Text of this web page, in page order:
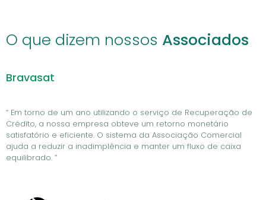
O que dizem nossos Associados
Bravasat
“ Em torno de um ano utilizando o serviço de Recuperação de
Crédito, a nossa empresa obteve um retorno monetário
satisfatório e eficiente. O sistema da Associação Comercial
ajuda a reduzir a inadimplência e manter um fluxo de caixa
equilibrado. ”